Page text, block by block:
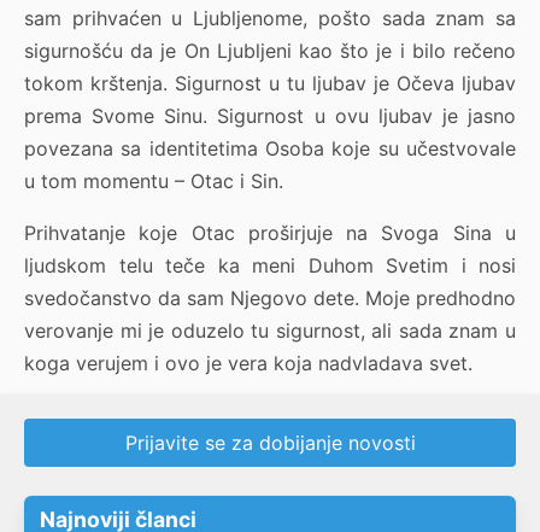
sam prihvaćen u Ljubljenome, pošto sada znam sa
sigurnošću da je On Ljubljeni kao što je i bilo rečeno
tokom krštenja. Sigurnost u tu ljubav je Očeva ljubav
prema Svome Sinu. Sigurnost u ovu ljubav je jasno
povezana sa identitetima Osoba koje su učestvovale
u tom momentu – Otac i Sin.
Prihvatanje koje Otac proširjuje na Svoga Sina u
ljudskom telu teče ka meni Duhom Svetim i nosi
svedočanstvo da sam Njegovo dete. Moje predhodno
verovanje mi je oduzelo tu sigurnost, ali sada znam u
koga verujem i ovo je vera koja nadvladava svet.
Prijavite se za dobijanje novosti
Najnoviji članci